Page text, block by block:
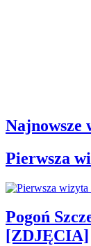
Najnowsze
Pierwsza
Pogoń
[ZDJĘCIA]